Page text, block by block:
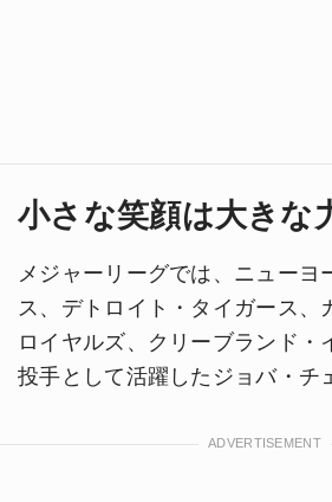
小さな笑顔は大きな
メジャーリーグでは、ニューヨ
ス、デトロイト・タイガース、
ロイヤルズ、クリーブランド・
投手として活躍したジョバ・チ